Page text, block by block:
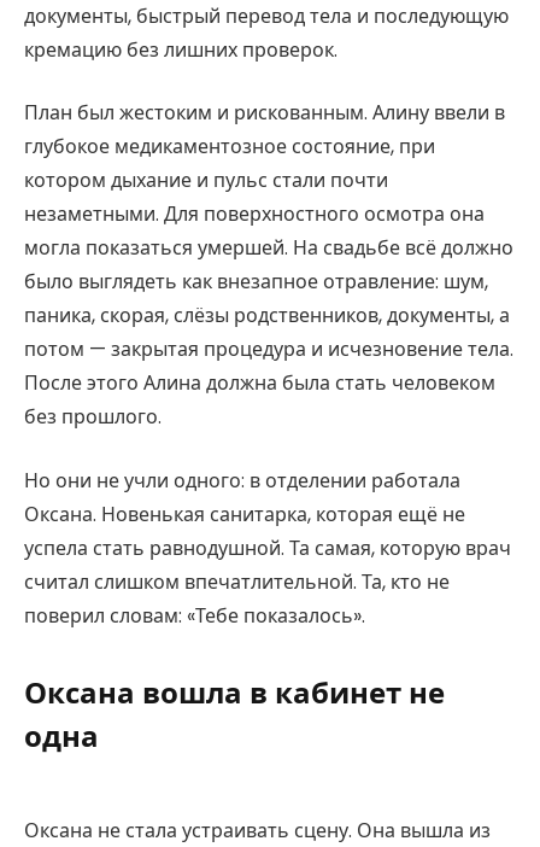
документы, быстрый перевод тела и последующую
кремацию без лишних проверок.
План был жестоким и рискованным. Алину ввели в
глубокое медикаментозное состояние, при
котором дыхание и пульс стали почти
незаметными. Для поверхностного осмотра она
могла показаться умершей. На свадьбе всё должно
было выглядеть как внезапное отравление: шум,
паника, скорая, слёзы родственников, документы, а
потом — закрытая процедура и исчезновение тела.
После этого Алина должна была стать человеком
без прошлого.
Но они не учли одного: в отделении работала
Оксана. Новенькая санитарка, которая ещё не
успела стать равнодушной. Та самая, которую врач
считал слишком впечатлительной. Та, кто не
поверил словам: «Тебе показалось».
Оксана вошла в кабинет не
одна
Оксана не стала устраивать сцену. Она вышла из